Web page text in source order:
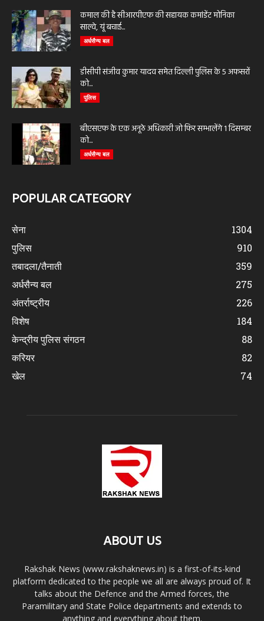
कमाल की है सीआरपीएफ की सहायक कमांडेंट मोनिका
साल्वे, यूं बचाई...
अर्धसैन्य बल
डीसीपी संजीव कुमार यादव समेत दिल्ली पुलिस के 5 अफसरों
को...
पुलिस
बीएसएफ के एक अनूठे अधिकारी जो फिर सम्भालेंगे 1 दिसम्बर
को...
अर्धसैन्य बल
POPULAR CATEGORY
सेना
1304
पुलिस
910
तबादला/तैनाती
359
अर्धसैन्य बल
275
अंतर्राष्ट्रीय
226
विशेष
184
केन्द्रीय पुलिस संगठन
88
करियर
82
खेल
74
ABOUT US
Rakshak News (www.rakshaknews.in) is a first-of-its-kind
platform dedicated to the people we all are always proud of. It
talks about the Defence and the Armed forces, the
Paramilitary and State Police departments and extends to
anything and everything about them.